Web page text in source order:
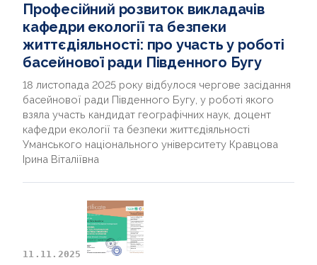
Професійний розвиток викладачів
кафедри екології та безпеки
життєдіяльності: про участь у роботі
басейнової ради Південного Бугу
18 листопада 2025 року відбулося чергове засідання
басейнової ради Південного Бугу, у роботі якого
взяла участь кандидат географічних наук, доцент
кафедри екології та безпеки життєдіяльності
Уманського національного університету Кравцова
Ірина Віталіївна
11.11.2025